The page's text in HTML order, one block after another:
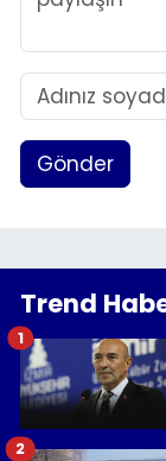
Gönder
Trend
1
2